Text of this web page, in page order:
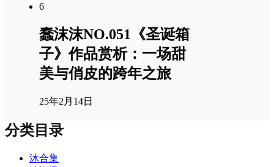
6
蠢沫沫NO.051《圣诞箱
子》作品赏析：一场甜
美与俏皮的跨年之旅
25年2月14日
分类目录
沐合集